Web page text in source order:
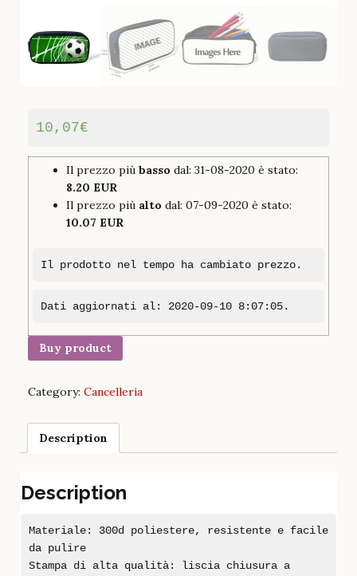
10,07€
Il prezzo più basso dal: 31-08-2020 è stato:
8.20 EUR
Il prezzo più alto dal: 07-09-2020 è stato:
10.07 EUR
Il prodotto nel tempo ha cambiato prezzo.
Dati aggiornati al: 2020-09-10 8:07:05.
Buy product
Category: Cancelleria
Description
Description
Materiale: 300d poliestere, resistente e facile
da pulire
Stampa di alta qualità: liscia chiusura a